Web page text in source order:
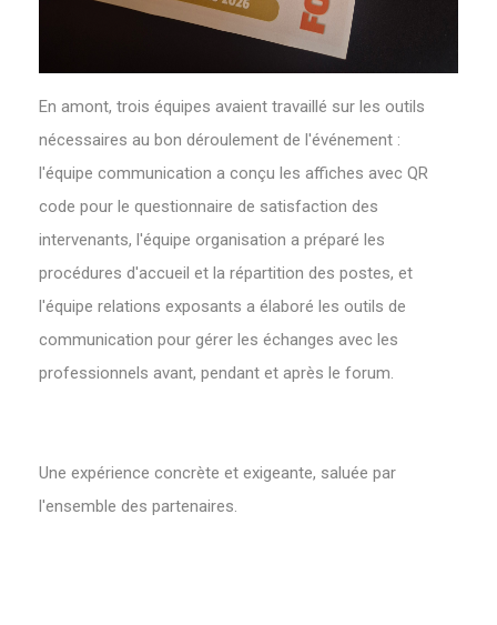
En amont, trois équipes avaient travaillé sur les outils
nécessaires au bon déroulement de l'événement :
l'équipe communication a conçu les affiches avec QR
code pour le questionnaire de satisfaction des
intervenants, l'équipe organisation a préparé les
procédures d'accueil et la répartition des postes, et
l'équipe relations exposants a élaboré les outils de
communication pour gérer les échanges avec les
professionnels avant, pendant et après le forum.
Une expérience concrète et exigeante, saluée par
l'ensemble des partenaires.